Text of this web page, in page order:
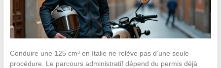
Conduire une 125 cm³ en Italie ne relève pas d’une seule
procédure. Le parcours administratif dépend du permis déjà